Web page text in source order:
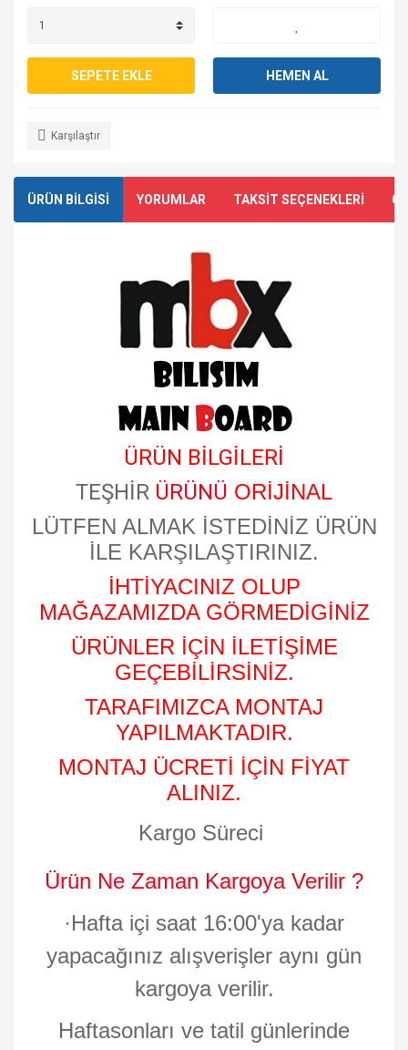
SEPETE EKLE HEMEN AL
Karşılaştır
ÜRÜN BİLGİSİ YORUMLAR TAKSİT SEÇENEKLERİ
ÜRÜN BİLGİLERİ
TEŞHİR ÜRÜNÜ ORİJİNAL
LÜTFEN ALMAK İSTEDİNİZ ÜRÜN
İLE KARŞILAŞTIRINIZ.
İHTİYACINIZ OLUP
MAĞAZAMIZDA GÖRMEDİGİNİZ
ÜRÜNLER İÇİN İLETİŞİME
GEÇEBİLİRSİNİZ.
TARAFIMIZCA MONTAJ
YAPILMAKTADIR.
MONTAJ ÜCRETİ İÇİN FİYAT
ALINIZ.
Kargo Süreci
Ürün Ne Zaman Kargoya Verilir ?
·Hafta içi saat 16:00'ya kadar
yapacağınız alışverişler aynı gün
kargoya verilir.
Haftasonları ve tatil günlerinde